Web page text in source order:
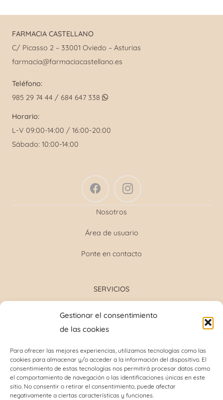
Gestionar el consentimiento
de las cookies
Para ofrecer las mejores experiencias, utilizamos tecnologías como las
cookies para almacenar y/o acceder a la información del dispositivo. El
consentimiento de estas tecnologías nos permitirá procesar datos como
el comportamiento de navegación o las identificaciones únicas en este
sitio. No consentir o retirar el consentimiento, puede afectar
negativamente a ciertas características y funciones.
FARMACIA CASTELLANO
C/ Picasso 2 – 33001 Oviedo – Asturias
farmacia@farmaciacastellano.es
Teléfono:
985 29 74 44 / 684 647 338
Horario:
L-V 09:00-14:00 / 16:00-20:00
Sábado: 10:00-14:00
Nosotros
Área de usuario
Ponte en contacto
SERVICIOS
Determinación glucosa y colesterol total
Perforación del lóbulo de la oreja
Análisis capilar